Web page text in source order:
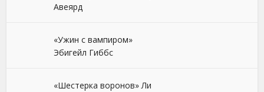
Авеярд
«Ужин с вампиром»
Эбигейл Гиббс
«Шестерка воронов» Ли